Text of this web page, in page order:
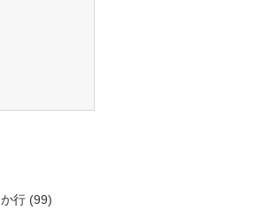
か行 (99)